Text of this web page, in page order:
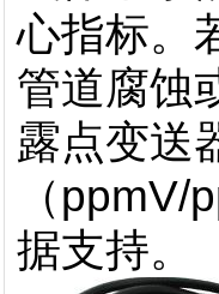
心指标。
管道腐蚀
露点变送
（
据支持。